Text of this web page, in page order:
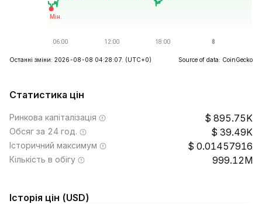
Останні зміни: 2026-08-08 04:28:07. (UTC+0) Source of data: CoinGecko
Статистика цін
Ринкова капіталізація 895.75K
Обсяг за 24 год. 39.49K
Історичний максимум 0.01457916
Кількість в обігу 999.12M
Історія цін (USD)